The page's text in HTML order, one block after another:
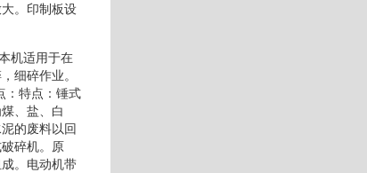
。印制板设
机适用于在
细碎作业。
：特点：锤式
、盐、白
的废料以回
碎机。原
。电动机带